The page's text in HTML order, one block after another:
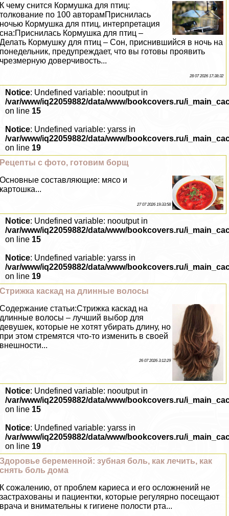
К чему снится Кормушка для птиц:
толкование по 100 авторамПриснилась
ночью Кормушка для птиц, интерпретация
сна:Приснилась Кормушка для птиц –
Делать Кормушку для птиц – Сон, приснившийся в ночь на
понедельник, предупреждает, что вы готовы проявить
чрезмерную доверчивость...
28 07 2026 17:38:32
Notice: Undefined variable: nooutput in
/var/www/iq22059882/data/www/bookcovers.ru/
on line 15
Notice: Undefined variable: yarss in
/var/www/iq22059882/data/www/bookcovers.ru/
on line 19
Рецепты с фото, готовим борщ
Основные составляющие: мясо и
картошка...
27 07 2026 19:33:58
Notice: Undefined variable: nooutput in
/var/www/iq22059882/data/www/bookcovers.ru/
on line 15
Notice: Undefined variable: yarss in
/var/www/iq22059882/data/www/bookcovers.ru/
on line 19
Стрижка каскад на длинные волосы
Содержание статьи:Стрижка каскад на
длинные волосы – лучший выбор для
дeвyшек, которые не хотят убирать длину, но
при этом стремятся что-то изменить в своей
внешности...
26 07 2026 3:12:29
Notice: Undefined variable: nooutput in
/var/www/iq22059882/data/www/bookcovers.ru/
on line 15
Notice: Undefined variable: yarss in
/var/www/iq22059882/data/www/bookcovers.ru/
on line 19
Здоровье беременной: зубная боль, как лечить, как
снять боль дома
К сожалению, от проблем кариеса и его осложнений не
застрахованы и пациентки, которые регулярно посещают
врача и внимательны к гигиене полости рта...